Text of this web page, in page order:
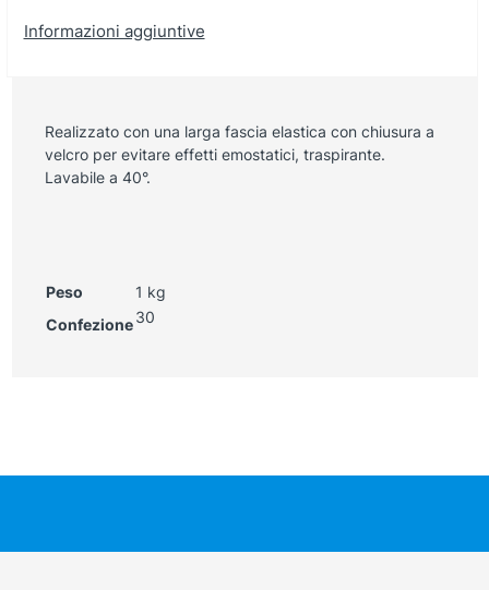
Informazioni aggiuntive
Realizzato con una larga fascia elastica con chiusura a
velcro per evitare effetti emostatici, traspirante.
Lavabile a 40°.
Peso
1 kg
Confezione 30